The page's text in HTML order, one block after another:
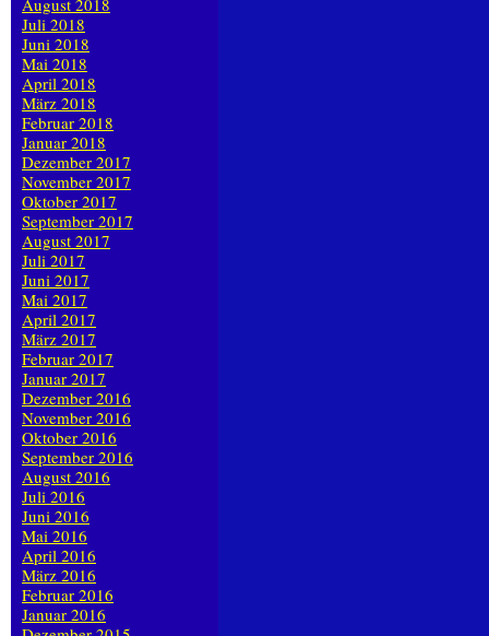
August 2018
Juli 2018
Juni 2018
Mai 2018
April 2018
März 2018
Februar 2018
Januar 2018
Dezember 2017
November 2017
Oktober 2017
September 2017
August 2017
Juli 2017
Juni 2017
Mai 2017
April 2017
März 2017
Februar 2017
Januar 2017
Dezember 2016
November 2016
Oktober 2016
September 2016
August 2016
Juli 2016
Juni 2016
Mai 2016
April 2016
März 2016
Februar 2016
Januar 2016